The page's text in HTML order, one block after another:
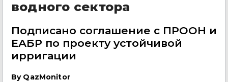
водного сектора
Подписано соглашение с ПРООН и
ЕАБР по проекту устойчивой
ирригации
By QazMonitor